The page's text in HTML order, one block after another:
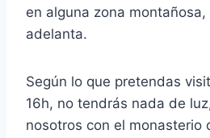
en alguna zona montañosa,
adelanta.
Según lo que pretendas
16h, no tendrás nada de
nosotros con el monasterio